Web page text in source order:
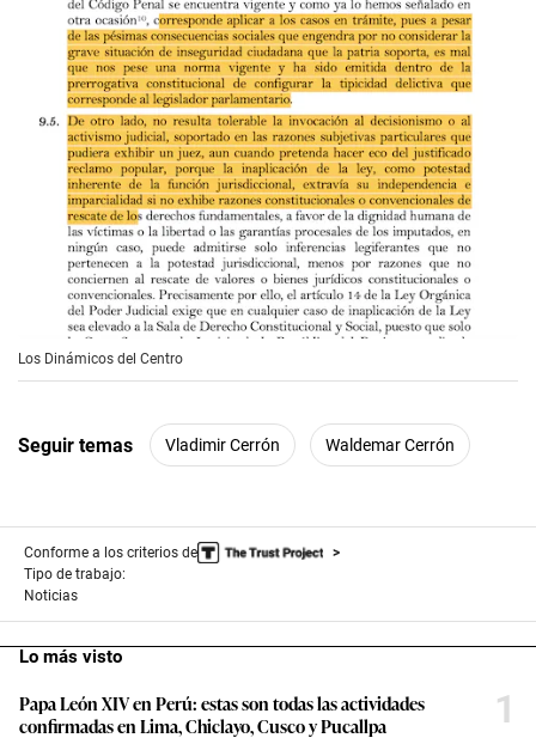
Los Dinámicos del Centro
Seguir temas Vladimir Cerrón Waldemar Cerrón
Conforme a los criterios de
Tipo de trabajo:
Noticias
Lo más visto
Papa León XIV en Perú: estas son todas las actividades
confirmadas en Lima, Chiclayo, Cusco y Pucallpa
1